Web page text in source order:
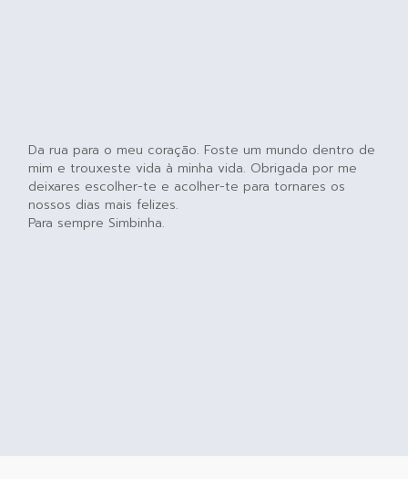
Da rua para o meu coração. Foste um mundo dentro de
mim e trouxeste vida à minha vida. Obrigada por me
deixares escolher-te e acolher-te para tornares os
nossos dias mais felizes.
Para sempre Simbinha.